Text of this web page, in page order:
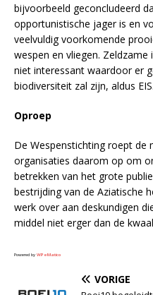
bijvoorbeeld geconcludeerd
opportunistische jager is en
veelvuldig voorkomende
wespen en vliegen.
niet interessant waardoor er
biodiversiteit zal zijn, aldus EIS.
Oproep
De Wespenstichting roept de
organisaties daarom op om
betrekken van het grote
bestrijding van de Aziatische
werk over aan deskundigen
middel niet erger dan de
Powered by WPeMatico
VORIGE